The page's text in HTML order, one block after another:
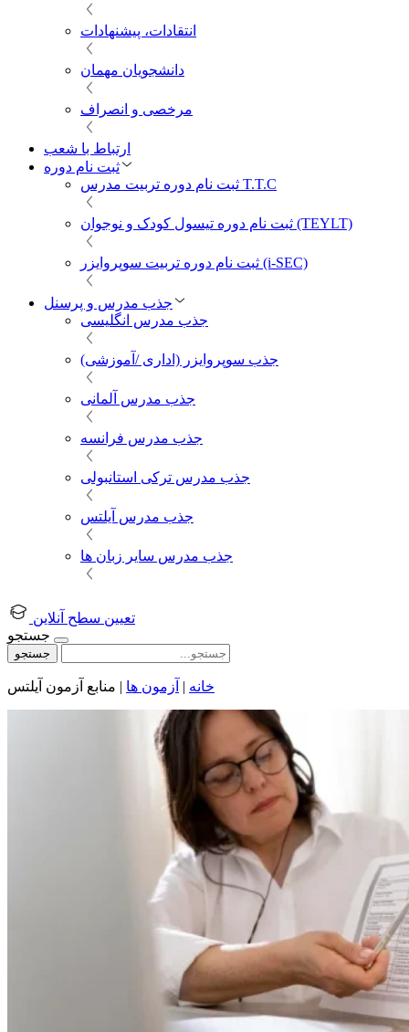
انتقادات، پیشنهادات
دانشجویان مهمان
مرخصی و انصراف
ارتباط با شعب
ثبت نام دوره
ثبت نام دوره تربیت مدرس T.T.C
ثبت نام دوره تیسول کودک و نوجوان (TEYLT)
ثبت نام دوره تربیت سوپروایزر (i-SEC)
جذب مدرس و پرسنل
جذب مدرس انگلیسی
جذب سوپروایزر (اداری /آموزشی)
جذب مدرس آلمانی
جذب مدرس فرانسه
جذب مدرس ترکی استانبولی
جذب مدرس آیلتس
جذب مدرس سایر زبان ها
تعیین سطح آنلاین
جستجو
جستجو
خانه | آزمون ها | منابع آزمون آیلتس